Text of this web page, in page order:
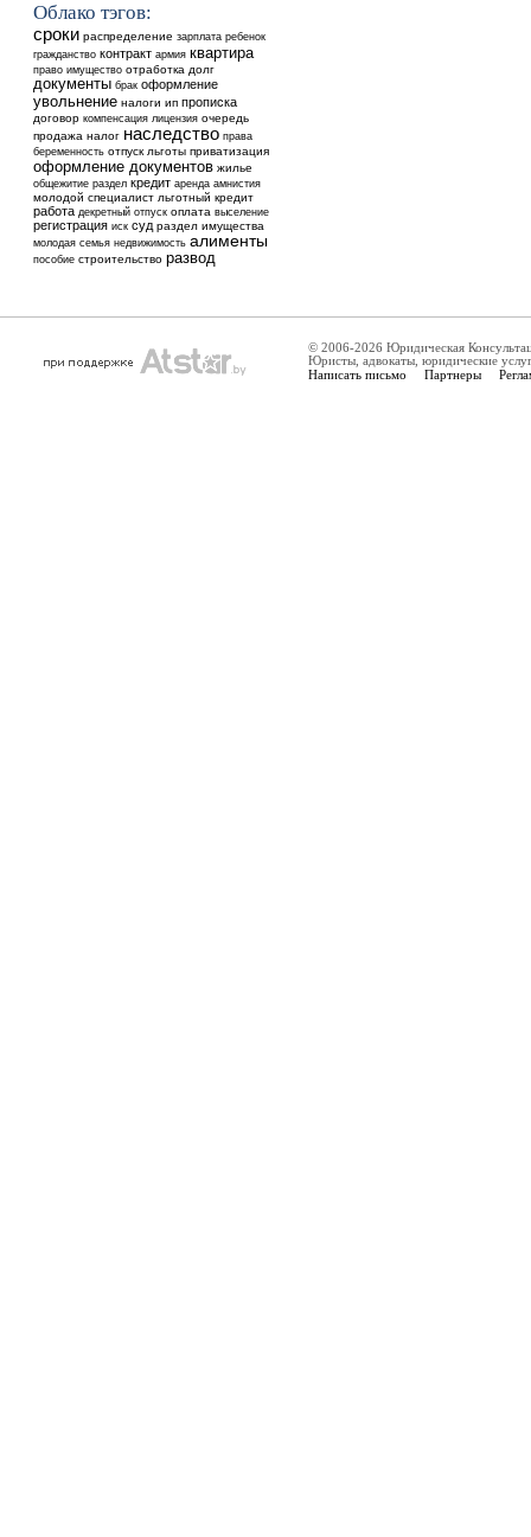
Облако тэгов:
сроки распределение зарплата ребенок
гражданство контракт армия квартира
право имущество отработка долг
документы брак оформление
увольнение налоги ип прописка
договор компенсация лицензия очередь
продажа налог наследство права
беременность отпуск льготы приватизация
оформление документов жилье
общежитие раздел кредит аренда амнистия
молодой специалист льготный кредит
работа декретный отпуск оплата выселение
регистрация иск суд раздел имущества
молодая семья недвижимость алименты
пособие строительство развод
© 2006-2026 Юридическая
Юристы, адвокаты, юридические
Написать письмо Партнеры